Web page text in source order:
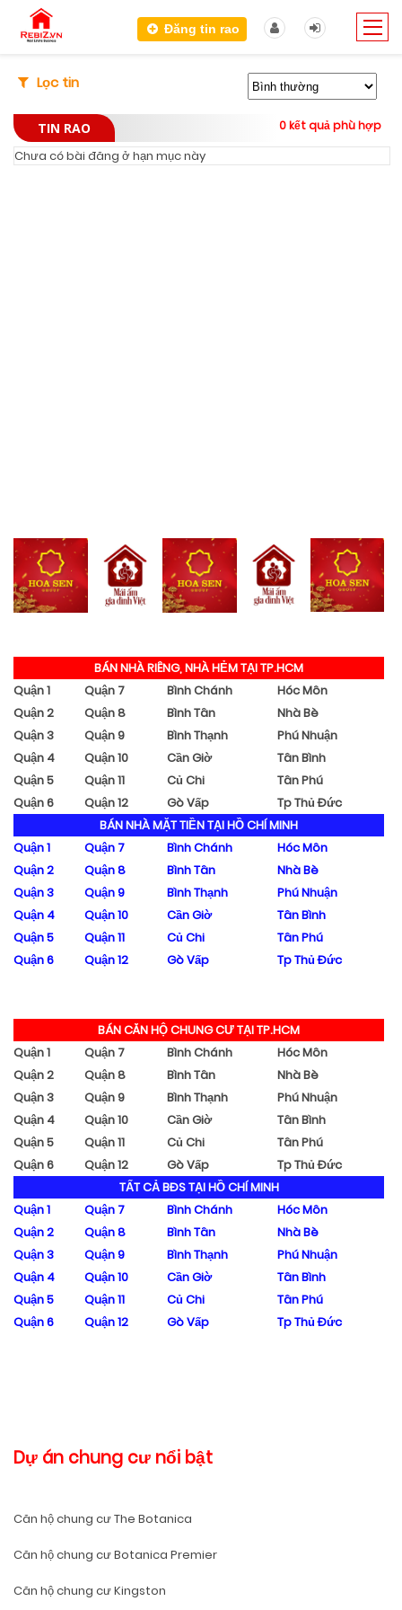
Đăng tin rao
Lọc tin
TIN RAO 0 kết quả phù hợp
Chưa có bài đăng ở hạn mục này
BÁN NHÀ RIÊNG, NHÀ HẺM TẠI TP.HCM
Quận 1
Quận 7 Bình Chánh
Hóc Môn
Quận 2
Quận 8 Bình Tân
Nhà Bè
Quận 3
Quận 9 Bình Thạnh
Phú Nhuận
Quận 4
Quận 10 Cần Giờ
Tân Bình
Quận 5
Quận 11 Củ Chi
Tân Phú
Quận 6
Quận 12 Gò Vấp
Tp Thủ Đức
BÁN NHÀ MẶT TIỀN TẠI HỒ CHÍ MINH
Quận 1
Quận 7 Bình Chánh
Hóc Môn
Quận 2
Quận 8 Bình Tân
Nhà Bè
Quận 3
Quận 9 Bình Thạnh
Phú Nhuận
Quận 4
Quận 10 Cần Giờ
Tân Bình
Quận 5
Quận 11 Củ Chi
Tân Phú
Quận 6
Quận 12 Gò Vấp Tp Thủ Đức
BÁN CĂN HỘ CHUNG CƯ TẠI TP.HCM
Quận 1
Quận 7 Bình Chánh
Hóc Môn
Quận 2
Quận 8 Bình Tân
Nhà Bè
Quận 3
Quận 9 Bình Thạnh
Phú Nhuận
Quận 4
Quận 10 Cần Giờ
Tân Bình
Quận 5
Quận 11 Củ Chi
Tân Phú
Quận 6
Quận 12 Gò Vấp
Tp Thủ Đức
TẤT CẢ BĐS TẠI HỒ CHÍ MINH
Quận 1
Quận 7 Bình Chánh
Hóc Môn
Quận 2
Quận 8 Bình Tân
Nhà Bè
Quận 3
Quận 9 Bình Thạnh
Phú Nhuận
Quận 4
Quận 10 Cần Giờ
Tân Bình
Quận 5
Quận 11 Củ Chi
Tân Phú
Quận 6
Quận 12 Gò Vấp Tp Thủ Đức
Dự án chung cư nổi bật
Căn hộ chung cư The Botanica
Căn hộ chung cư Botanica Premier
Căn hộ chung cư Kingston